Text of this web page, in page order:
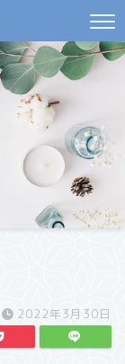
2022年3月30日